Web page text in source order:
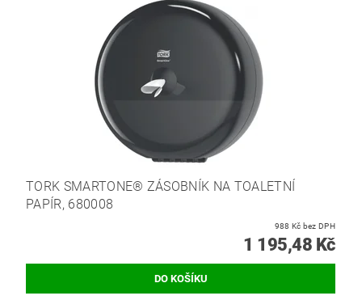
TORK SMARTONE® ZÁSOBNÍK NA TOALETNÍ
PAPÍR, 680008
988 Kč bez DPH
1 195,48 Kč